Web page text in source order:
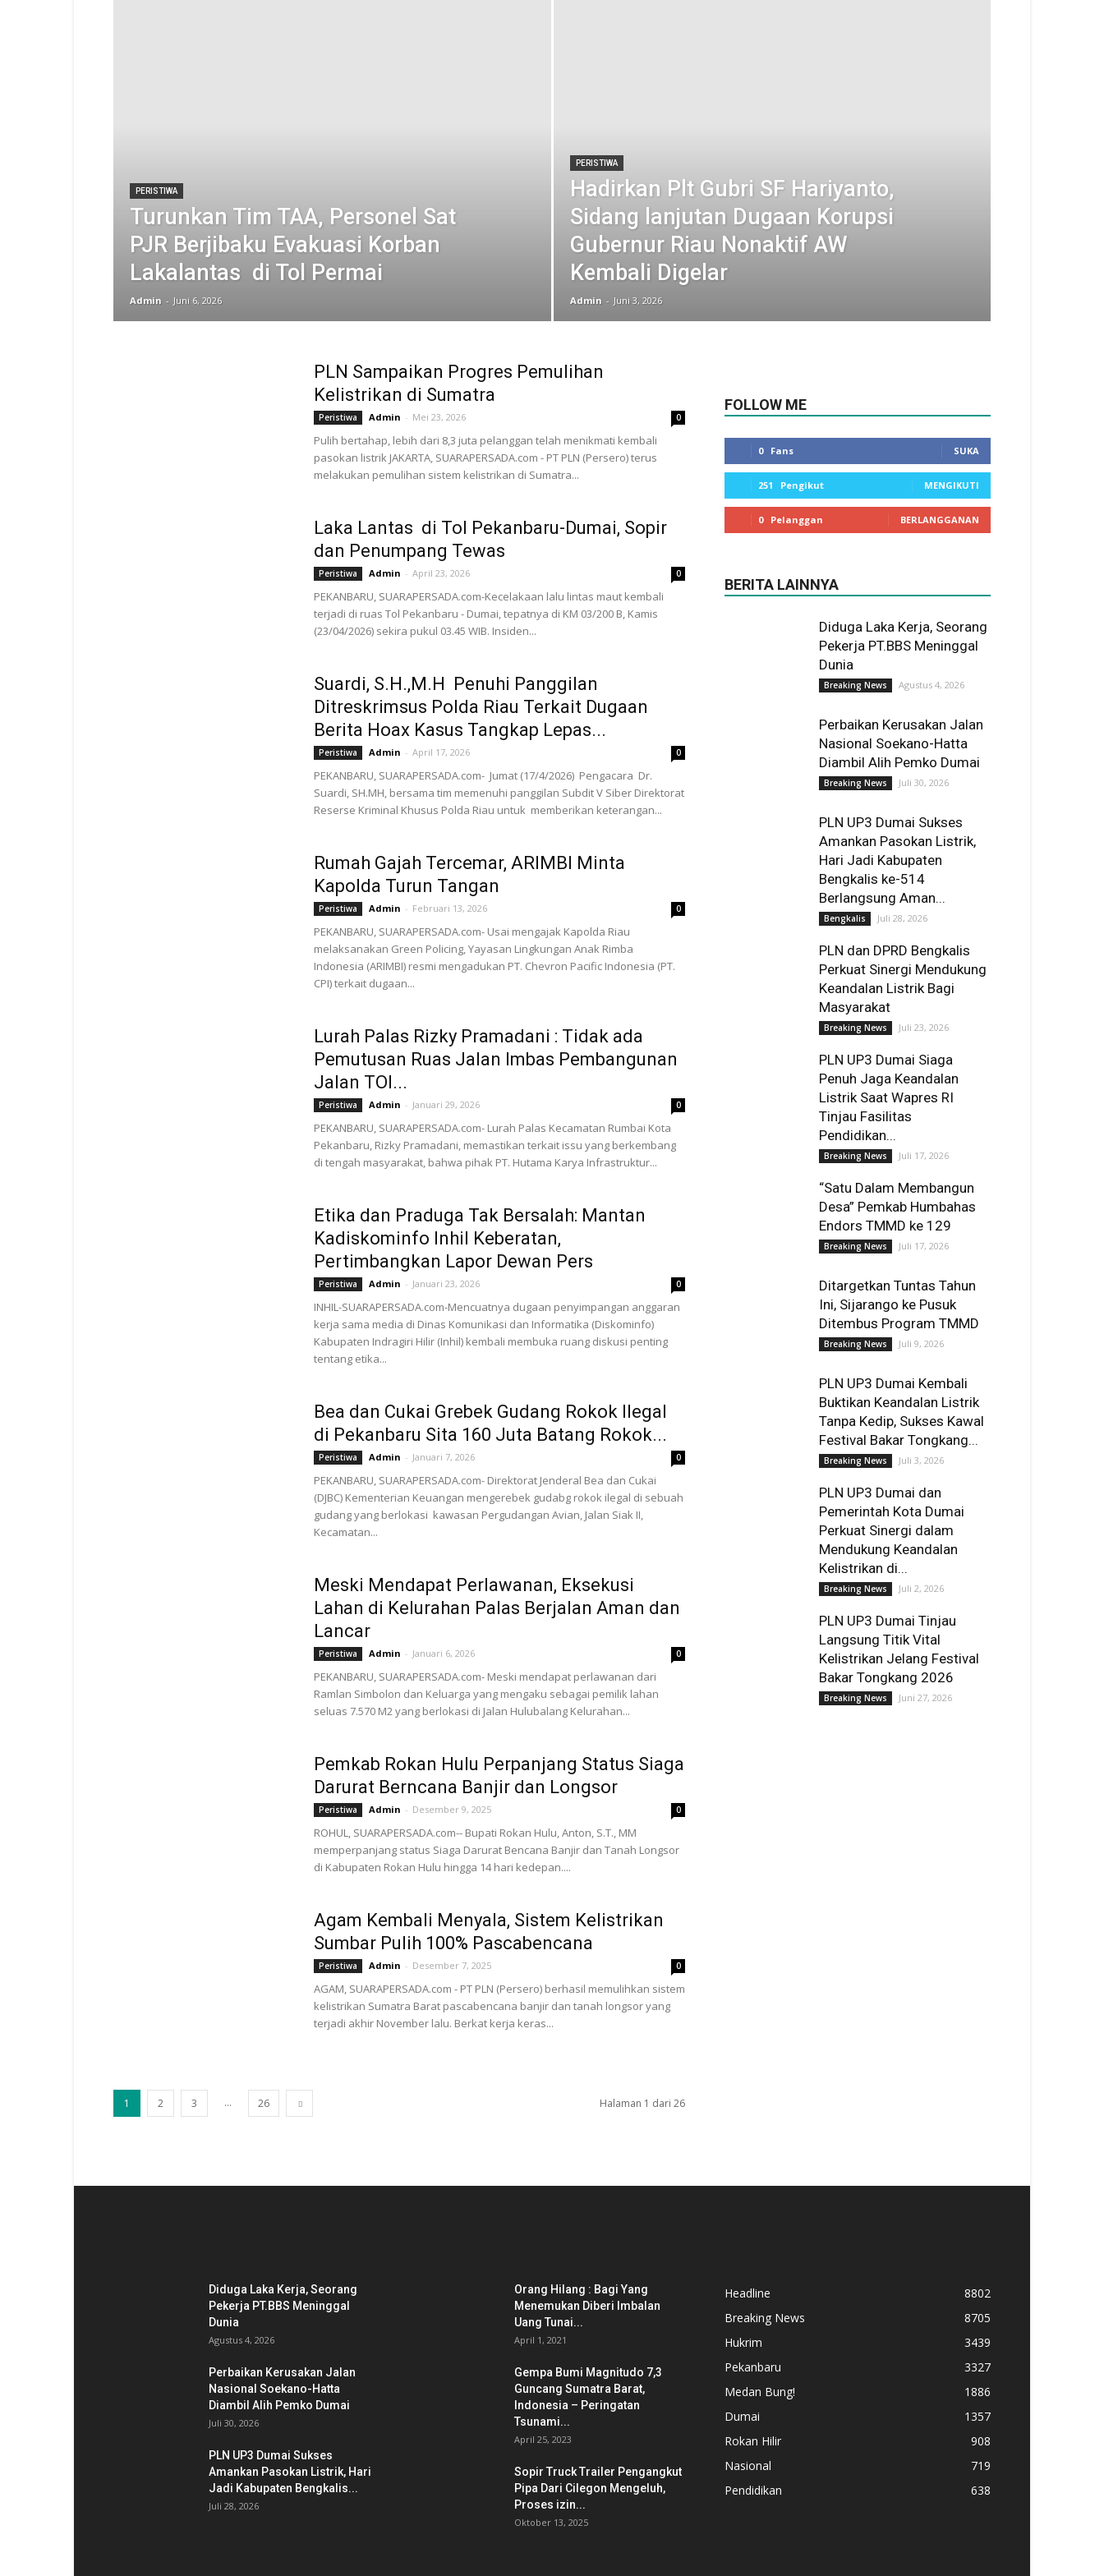
PERISTIWA
Turunkan Tim TAA, Personel Sat
PJR Berjibaku Evakuasi Korban
Lakalantas di Tol Permai
Admin - Juni 6, 2026
PERISTIWA
Hadirkan Plt Gubri SF Hariyanto,
Sidang lanjutan Dugaan Korupsi
Gubernur Riau Nonaktif AW
Kembali Digelar
Admin - Juni 3, 2026
PLN Sampaikan Progres Pemulihan
Kelistrikan di Sumatra
Peristiwa Admin - Mei 23, 2026 0
Pulih bertahap, lebih dari 8,3 juta pelanggan telah menikmati kembali
pasokan listrik JAKARTA, SUARAPERSADA.com - PT PLN (Persero) terus
melakukan pemulihan sistem kelistrikan di Sumatra...
Laka Lantas di Tol Pekanbaru-Dumai, Sopir
dan Penumpang Tewas
Peristiwa Admin - April 23, 2026 0
PEKANBARU, SUARAPERSADA.com-Kecelakaan lalu lintas maut kembali
terjadi di ruas Tol Pekanbaru - Dumai, tepatnya di KM 03/200 B, Kamis
(23/04/2026) sekira pukul 03.45 WIB. Insiden...
Suardi, S.H.,M.H Penuhi Panggilan
Ditreskrimsus Polda Riau Terkait Dugaan
Berita Hoax Kasus Tangkap Lepas...
Peristiwa Admin - April 17, 2026 0
PEKANBARU, SUARAPERSADA.com- Jumat (17/4/2026) Pengacara Dr.
Suardi, SH.MH, bersama tim memenuhi panggilan Subdit V Siber Direktorat
Reserse Kriminal Khusus Polda Riau untuk memberikan keterangan...
Rumah Gajah Tercemar, ARIMBI Minta
Kapolda Turun Tangan
Peristiwa Admin - Februari 13, 2026 0
PEKANBARU, SUARAPERSADA.com- Usai mengajak Kapolda Riau
melaksanakan Green Policing, Yayasan Lingkungan Anak Rimba
Indonesia (ARIMBI) resmi mengadukan PT. Chevron Pacific Indonesia (PT.
CPI) terkait dugaan...
Lurah Palas Rizky Pramadani : Tidak ada
Pemutusan Ruas Jalan Imbas Pembangunan
Jalan TOl...
Peristiwa Admin - Januari 29, 2026 0
PEKANBARU, SUARAPERSADA.com- Lurah Palas Kecamatan Rumbai Kota
Pekanbaru, Rizky Pramadani, memastikan terkait issu yang berkembang
di tengah masyarakat, bahwa pihak PT. Hutama Karya Infrastruktur...
Etika dan Praduga Tak Bersalah: Mantan
Kadiskominfo Inhil Keberatan,
Pertimbangkan Lapor Dewan Pers
Peristiwa Admin - Januari 23, 2026 0
INHIL-SUARAPERSADA.com-Mencuatnya dugaan penyimpangan anggaran
kerja sama media di Dinas Komunikasi dan Informatika (Diskominfo)
Kabupaten Indragiri Hilir (Inhil) kembali membuka ruang diskusi penting
tentang etika...
Bea dan Cukai Grebek Gudang Rokok Ilegal
di Pekanbaru Sita 160 Juta Batang Rokok...
Peristiwa Admin - Januari 7, 2026 0
PEKANBARU, SUARAPERSADA.com- Direktorat Jenderal Bea dan Cukai
(DJBC) Kementerian Keuangan mengerebek gudabg rokok ilegal di sebuah
gudang yang berlokasi kawasan Pergudangan Avian, Jalan Siak II,
Kecamatan...
Meski Mendapat Perlawanan, Eksekusi
Lahan di Kelurahan Palas Berjalan Aman dan
Lancar
Peristiwa Admin - Januari 6, 2026 0
PEKANBARU, SUARAPERSADA.com- Meski mendapat perlawanan dari
Ramlan Simbolon dan Keluarga yang mengaku sebagai pemilik lahan
seluas 7.570 M2 yang berlokasi di Jalan Hulubalang Kelurahan...
Pemkab Rokan Hulu Perpanjang Status Siaga
Darurat Berncana Banjir dan Longsor
Peristiwa Admin - Desember 9, 2025 0
ROHUL, SUARAPERSADA.com-- Bupati Rokan Hulu, Anton, S.T., MM
memperpanjang status Siaga Darurat Bencana Banjir dan Tanah Longsor
di Kabupaten Rokan Hulu hingga 14 hari kedepan....
Agam Kembali Menyala, Sistem Kelistrikan
Sumbar Pulih 100% Pascabencana
Peristiwa Admin - Desember 7, 2025 0
AGAM, SUARAPERSADA.com - PT PLN (Persero) berhasil memulihkan sistem
kelistrikan Sumatra Barat pascabencana banjir dan tanah longsor yang
terjadi akhir November lalu. Berkat kerja keras...
1 2 3 ... 26 Halaman 1 dari 26
FOLLOW ME
0 Fans SUKA
251 Pengikut MENGIKUTI
0 Pelanggan BERLANGGANAN
BERITA LAINNYA
Diduga Laka Kerja, Seorang
Pekerja PT.BBS Meninggal
Dunia
Breaking News Agustus 4, 2026
Perbaikan Kerusakan Jalan
Nasional Soekano-Hatta
Diambil Alih Pemko Dumai
Breaking News Juli 30, 2026
PLN UP3 Dumai Sukses
Amankan Pasokan Listrik,
Hari Jadi Kabupaten
Bengkalis ke-514
Berlangsung Aman...
Bengkalis Juli 28, 2026
PLN dan DPRD Bengkalis
Perkuat Sinergi Mendukung
Keandalan Listrik Bagi
Masyarakat
Breaking News Juli 23, 2026
PLN UP3 Dumai Siaga
Penuh Jaga Keandalan
Listrik Saat Wapres RI
Tinjau Fasilitas
Pendidikan...
Breaking News Juli 17, 2026
“Satu Dalam Membangun
Desa” Pemkab Humbahas
Endors TMMD ke 129
Breaking News Juli 17, 2026
Ditargetkan Tuntas Tahun
Ini, Sijarango ke Pusuk
Ditembus Program TMMD
Breaking News Juli 9, 2026
PLN UP3 Dumai Kembali
Buktikan Keandalan Listrik
Tanpa Kedip, Sukses Kawal
Festival Bakar Tongkang...
Breaking News Juli 3, 2026
PLN UP3 Dumai dan
Pemerintah Kota Dumai
Perkuat Sinergi dalam
Mendukung Keandalan
Kelistrikan di...
Breaking News Juli 2, 2026
PLN UP3 Dumai Tinjau
Langsung Titik Vital
Kelistrikan Jelang Festival
Bakar Tongkang 2026
Breaking News Juni 27, 2026
Diduga Laka Kerja, Seorang
Pekerja PT.BBS Meninggal
Dunia
Agustus 4, 2026
Perbaikan Kerusakan Jalan
Nasional Soekano-Hatta
Diambil Alih Pemko Dumai
Juli 30, 2026
PLN UP3 Dumai Sukses
Amankan Pasokan Listrik, Hari
Jadi Kabupaten Bengkalis...
Juli 28, 2026
Orang Hilang : Bagi Yang
Menemukan Diberi Imbalan
Uang Tunai...
April 1, 2021
Gempa Bumi Magnitudo 7,3
Guncang Sumatra Barat,
Indonesia – Peringatan
Tsunami...
April 25, 2023
Sopir Truck Trailer Pengangkut
Pipa Dari Cilegon Mengeluh,
Proses izin...
Oktober 13, 2025
Headline
8802
Breaking News
8705
Hukrim
3439
Pekanbaru
3327
Medan Bung!
1886
Dumai
1357
Rokan Hilir
908
Nasional
719
Pendidikan
638